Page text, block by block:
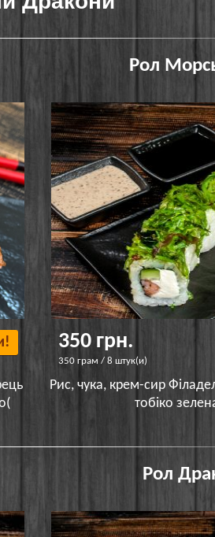
Рол
350 грн.
350 грам / 8 штук(и)
Рис, чука, крем-сир
тобіко
Рол